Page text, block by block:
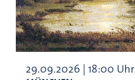
29.09.2026 | 18:00 Uhr